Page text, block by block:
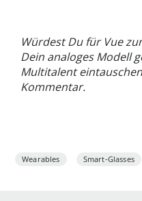
Würdest Du für Vue
Dein analoges Modell
Multitalent
Kommentar.
Wearables Smart-Glasses